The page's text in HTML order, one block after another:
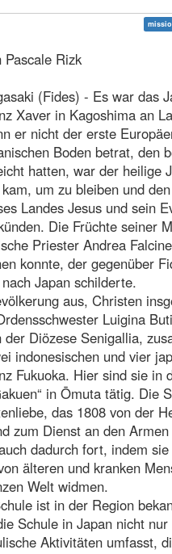
Pascale Rizk
(Fides) - Es war das
Xaver in Kagoshima an
er nicht der erste
Boden betrat, den
hatten, war der heilige
um zu bleiben und
Landes Jesus und sein
Die Früchte seiner
Priester Andrea
konnte, der gegenüber
Japan schilderte.
aus, Christen
Luigina
Diözese Senigallia,
indonesischen und vier
Fukuoka. Hier sind sie in
in Ōmuta tätig. Die
das 1808 von der
zum Dienst an den
dadurch fort, indem
älteren und kranken
Welt widmen.
ist in der Region
Schule in Japan nicht
Aktivitäten umfasst,